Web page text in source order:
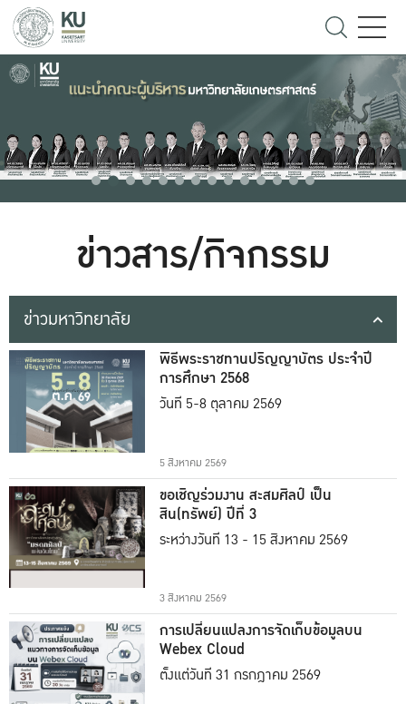
ข่าวสาร/กิจกรรม
ข่าวมหาวิทยาลัย
พิธีพระราชทานปริญญาบัตร ประจำปี
การศึกษา 2568
วันที่ 5-8 ตุลาคม 2569
5 สิงหาคม 2569
ขอเชิญร่วมงาน สะสมศิลป์ เป็น
สิน(ทรัพย์) ปีที่ 3
ระหว่างวันที่ 13 - 15 สิงหาคม 2569
3 สิงหาคม 2569
การเปลี่ยนแปลงการจัดเก็บข้อมูลบน
Webex Cloud
ตั้งแต่วันที่ 31 กรกฎาคม 2569